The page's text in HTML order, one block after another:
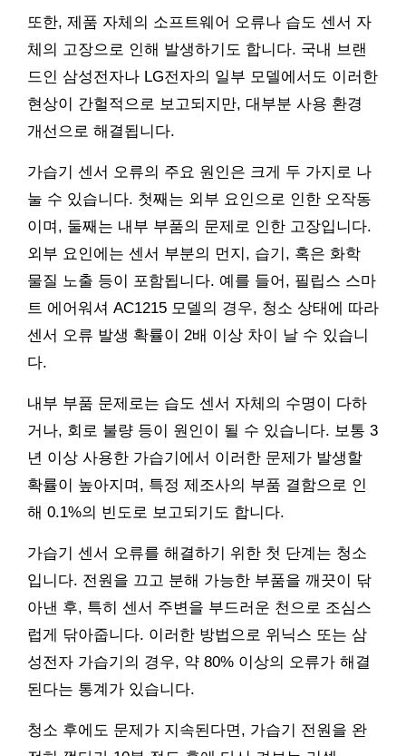
또한, 제품 자체의 소프트웨어 오류나 습도 센서 자
체의 고장으로 인해 발생하기도 합니다. 국내 브랜
드인 삼성전자나 LG전자의 일부 모델에서도 이러한
현상이 간헐적으로 보고되지만, 대부분 사용 환경
개선으로 해결됩니다.
가습기 센서 오류의 주요 원인은 크게 두 가지로 나
눌 수 있습니다. 첫째는 외부 요인으로 인한 오작동
이며, 둘째는 내부 부품의 문제로 인한 고장입니다.
외부 요인에는 센서 부분의 먼지, 습기, 혹은 화학
물질 노출 등이 포함됩니다. 예를 들어, 필립스 스마
트 에어워셔 AC1215 모델의 경우, 청소 상태에 따라
센서 오류 발생 확률이 2배 이상 차이 날 수 있습니
다.
내부 부품 문제로는 습도 센서 자체의 수명이 다하
거나, 회로 불량 등이 원인이 될 수 있습니다. 보통 3
년 이상 사용한 가습기에서 이러한 문제가 발생할
확률이 높아지며, 특정 제조사의 부품 결함으로 인
해 0.1%의 빈도로 보고되기도 합니다.
가습기 센서 오류를 해결하기 위한 첫 단계는 청소
입니다. 전원을 끄고 분해 가능한 부품을 깨끗이 닦
아낸 후, 특히 센서 주변을 부드러운 천으로 조심스
럽게 닦아줍니다. 이러한 방법으로 위닉스 또는 삼
성전자 가습기의 경우, 약 80% 이상의 오류가 해결
된다는 통계가 있습니다.
청소 후에도 문제가 지속된다면, 가습기 전원을 완